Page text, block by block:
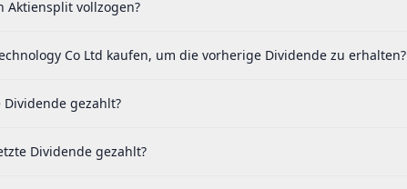
Aktiensplit vollzogen?
Co Ltd kaufen, um die vorherige Dividende zu erhalten?
gezahlt?
Dividende gezahlt?